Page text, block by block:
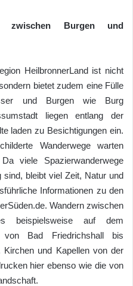
Burgen und
HeilbronnerLand ist nicht
bietet zudem eine Fülle
und Burgen wie Burg
liegen entlang der
laden zu Besichtigungen ein.
Wanderwege warten
viele Spazierwanderwege
bleibt viel Zeit, Natur und
Informationen zu den
Wandern zwischen
beispielsweise auf dem
von Bad Friedrichshall bis
Kirchen und Kapellen von der
hier ebenso wie die von